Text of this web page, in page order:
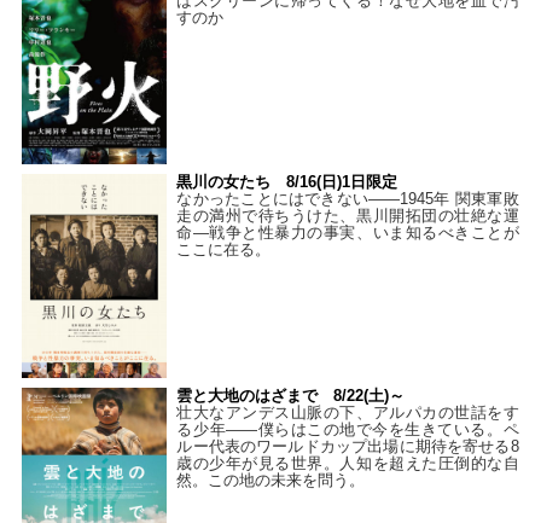
すのか
黒川の女たち 8/16(日)1日限定
なかったことにはできない——1945年 関東軍敗
走の満州で待ちうけた、黒川開拓団の壮絶な運
命―戦争と性暴力の事実、いま知るべきことが
ここに在る。
雲と大地のはざまで 8/22(土)～
壮大なアンデス山脈の下、アルパカの世話をす
る少年――僕らはこの地で今を生きている。ペ
ルー代表のワールドカップ出場に期待を寄せる8
歳の少年が見る世界。人知を超えた圧倒的な自
然。この地の未来を問う。